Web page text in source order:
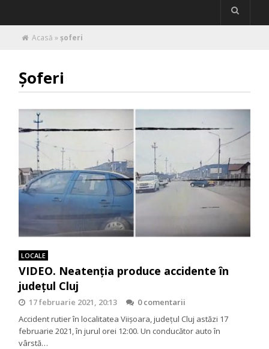
Acasă »şoferi
Şoferi
LOCALE
VIDEO. Neatenția produce accidente în
județul Cluj
17 februarie 2021, 20:13
0 comentarii
Accident rutier în localitatea Viișoara, județul Cluj astăzi 17
februarie 2021, în jurul orei 12:00. Un conducător auto în
vârstă…